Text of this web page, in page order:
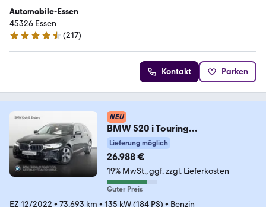
Automobile-Essen
45326 Essen
4.7 Sterne
(217)
Kontakt Parken
NEU
BMW 520 i Touring
LED+SHZ+Temp+Apple CarPlay
Lieferung möglich
26.988 €
19% MwSt. ggf. zzgl. Lieferkosten
Guter Preis
EZ 12/2022 • 73.693 km • 135 kW (184 PS) • Benzin